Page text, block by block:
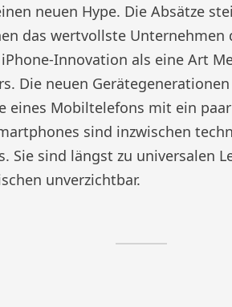
neuen Hype. Die Absätze
das wertvollste Unternehmen
Innovation als eine Art
Die neuen
eines Mobiltelefons mit ein
sind inzwischen
Sie sind längst zu universalen
unverzichtbar.